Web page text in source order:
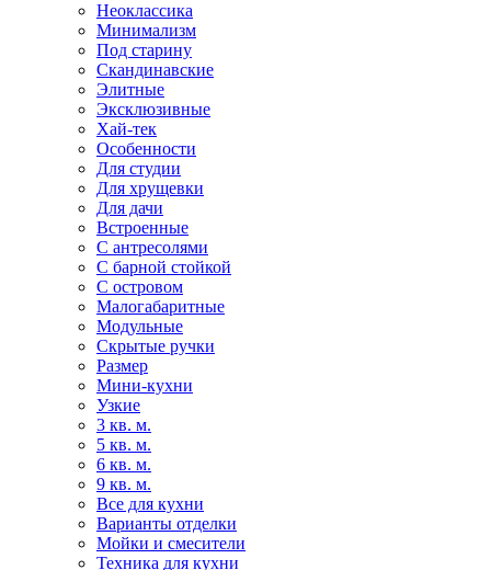
Неоклассика
Минимализм
Под старину
Скандинавские
Элитные
Эксклюзивные
Хай-тек
Особенности
Для студии
Для хрущевки
Для дачи
Встроенные
С антресолями
С барной стойкой
С островом
Малогабаритные
Модульные
Скрытые ручки
Размер
Мини-кухни
Узкие
3 кв. м.
5 кв. м.
6 кв. м.
9 кв. м.
Все для кухни
Варианты отделки
Мойки и смесители
Техника для кухни